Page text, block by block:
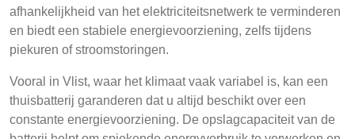
afhankelijkheid van het elektriciteitsnetwerk te verminderen
en biedt een stabiele energievoorziening, zelfs tijdens
piekuren of stroomstoringen.
Vooral in Vlist, waar het klimaat vaak variabel is, kan een
thuisbatterij garanderen dat u altijd beschikt over een
constante energievoorziening. De opslagcapaciteit van de